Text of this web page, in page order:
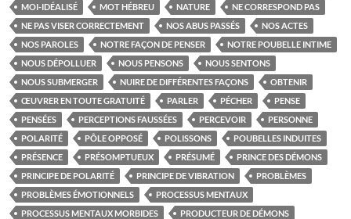
MOI-IDÉALISÉ
MOT HÉBREU NATURE
NE CORRESPOND PAS
NE PAS VISER CORRECTEMENT
NOS ABUS PASSÉS
NOS ACTES
NOS PAROLES
NOTRE FAÇON DE PENSER
NOTRE POUBELLE INTIME
NOUS DÉPOLLUER
NOUS PENSONS
NOUS SENTONS
NOUS SUBMERGER
NUIRE DE DIFFÉRENTES FAÇONS
OBTENIR
ŒUVRER EN TOUTE GRATUITÉ
PARLER PÉCHER
PENSE
PENSÉES
PERCEPTIONS FAUSSÉES PERCEVOIR
PERSONNE
POLARITÉ
PÔLE OPPOSÉ POLISSONS
POUBELLES INDUITES
PRÉSENCE
PRÉSOMPTUEUX PRÉSUMÉ
PRINCE DES DÉMONS
PRINCIPE DE POLARITÉ
PRINCIPE DE VIBRATION
PROBLÈMES
PROBLÈMES ÉMOTIONNELS
PROCESSUS MENTAUX
PROCESSUS MENTAUX MORBIDES
PRODUCTEUR DE DÉMONS